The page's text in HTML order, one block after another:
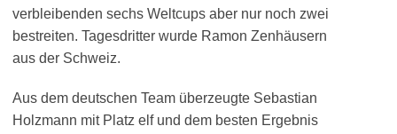
verbleibenden sechs Weltcups aber nur noch zwei
bestreiten. Tagesdritter wurde Ramon Zenhäusern
aus der Schweiz.
Aus dem deutschen Team überzeugte Sebastian
Holzmann mit Platz elf und dem besten Ergebnis